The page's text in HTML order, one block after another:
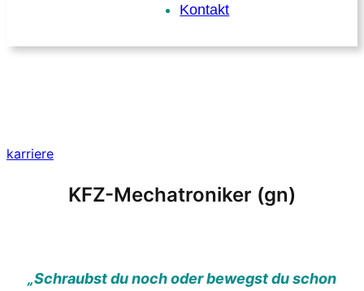
Kontakt
karriere
KFZ-Mechatroniker (gn)
„Schraubst du noch oder bewegst du schon